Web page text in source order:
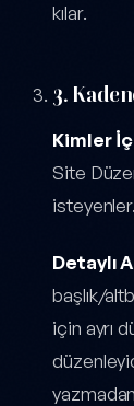
kılar.
3.
Kimler
Site
isteyenler.
Detaylı
başlık/
için ayrı